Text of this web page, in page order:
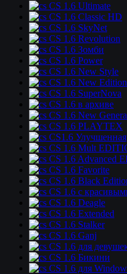
CS 1.6 Ultimate
CS 1.6 Classic HD
CS 1.6 SkyNet
CS 1.6 Revolution
CS 1.6 Зомби
CS 1.6 Power
CS 1.6 New Style
CS 1.6 New Edition
CS 1.6 SuperNova
CS 1.6 в архиве
CS 1.6 New
CS 1.6 PLAYTEX
CS1.6 Улучшенная
CS 1.6 Mult
CS 1.6 Advanced
CS 1.6 Favorite
CS 1.6 Black
CS 1.6 с
CS 1.6 Deagle
CS 1.6 Extended
CS 1.6 Stalker
CS 1.6 Ganj
CS 1.6 для
CS 1.6 Бикини
CS 1.6 для